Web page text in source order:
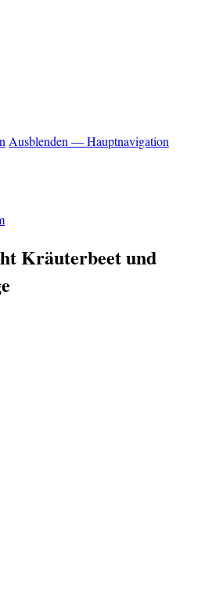
Ausblenden — Hauptnavigation
Kräuterbeet und